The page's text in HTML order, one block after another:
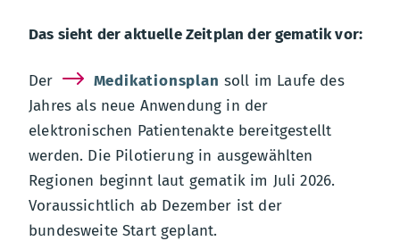
Das sieht der aktuelle Zeitplan der gematik vor:
Der Medikationsplan soll im Laufe des
Jahres als neue Anwendung in der
elektronischen Patientenakte bereitgestellt
werden. Die Pilotierung in ausgewählten
Regionen beginnt laut gematik im Juli 2026.
Voraussichtlich ab Dezember ist der
bundesweite Start geplant.